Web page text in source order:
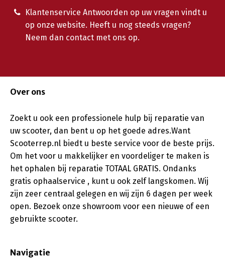
Klantenservice Antwoorden op uw vragen vindt u
op onze website. Heeft u nog steeds vragen?
Neem dan contact met ons op.
Over ons
Zoekt u ook een professionele hulp bij reparatie van
uw scooter, dan bent u op het goede adres.Want
Scooterrep.nl biedt u beste service voor de beste prijs.
Om het voor u makkelijker en voordeliger te maken is
het ophalen bij reparatie TOTAAL GRATIS. Ondanks
gratis ophaalservice , kunt u ook zelf langskomen. Wij
zijn zeer centraal gelegen en wij zijn 6 dagen per week
open. Bezoek onze showroom voor een nieuwe of een
gebruikte scooter.
Navigatie